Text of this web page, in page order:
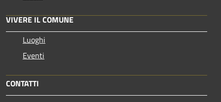
VIVERE IL COMUNE
Luoghi
Eventi
CONTATTI